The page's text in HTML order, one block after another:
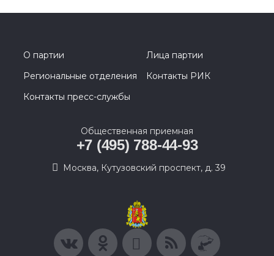
О партии
Лица партии
Региональные отделения
Контакты РИК
Контакты пресс-службы
Общественная приемная
+7 (495) 788-44-93
Москва, Кутузовский проспект, д. 39